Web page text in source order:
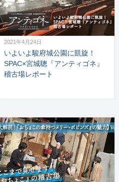
2021年4月24日
いよいよ駿府城公園に凱旋！
SPAC×宮城聰『アンティゴネ』
稽古場レポート